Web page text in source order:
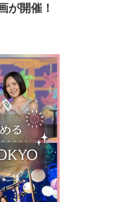
が開催！